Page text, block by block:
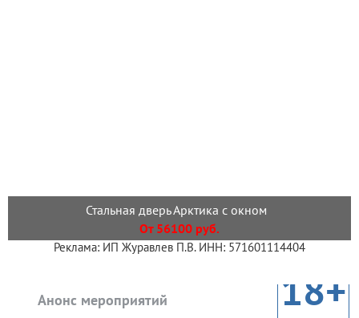
Стальная дверь Арктика с окном
От 56100 руб.
Реклама: ИП Журавлев П.В. ИНН: 571601114404
Анонс мероприятий 18+